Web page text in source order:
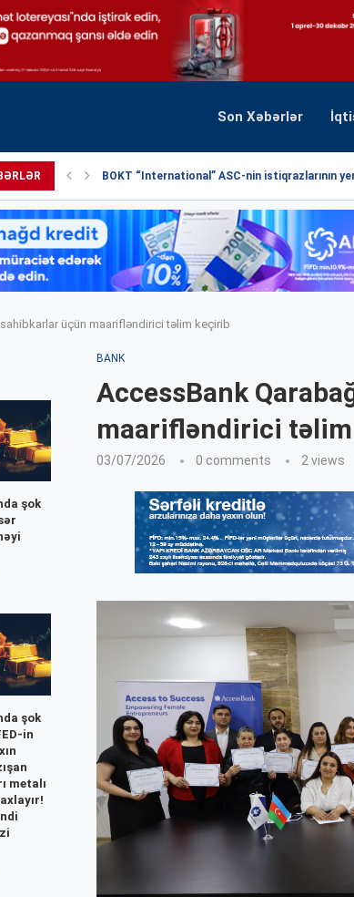
Son Xəbərlər
BOKT “International” ASC-nin istiqrazlarının
üçün maarifləndirici təlim keçirib
BANK
AccessBank
maarifləndirici
03/07/2026 0 comments 2views
şok
şok
in
metalı